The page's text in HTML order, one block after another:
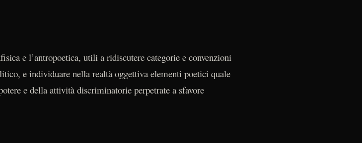
e l’antropoetica, utili a ridiscutere categorie e convenzioni
e individuare nella realtà oggettiva elementi poetici quale
e della attività discriminatorie perpetrate a sfavore